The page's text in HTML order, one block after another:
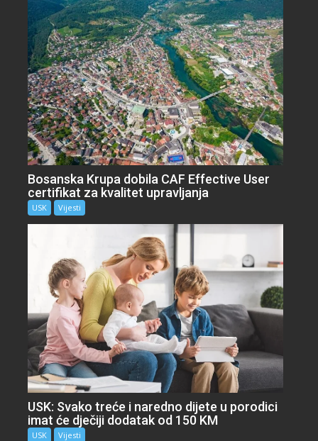
Bosanska Krupa dobila CAF Effective User
certifikat za kvalitet upravljanja
USK Vijesti
USK: Svako treće i naredno dijete u porodici
imat će dječiji dodatak od 150 KM
USK Vijesti